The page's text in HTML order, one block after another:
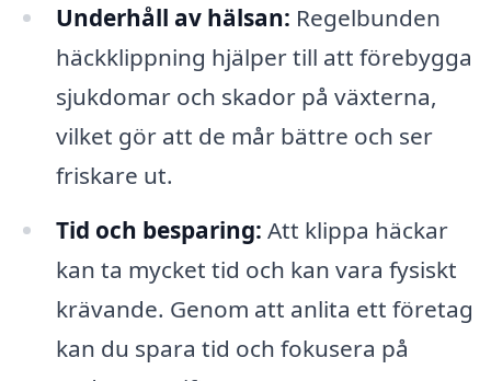
Underhåll av hälsan: Regelbunden
häckklippning hjälper till att förebygga
sjukdomar och skador på växterna,
vilket gör att de mår bättre och ser
friskare ut.
Tid och besparing: Att klippa häckar
kan ta mycket tid och kan vara fysiskt
krävande. Genom att anlita ett företag
kan du spara tid och fokusera på